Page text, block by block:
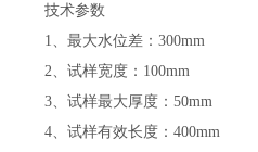
技术参数
1
、最大水位差：300mm
2 、试样宽度： 100mm
3 、试样最大厚度：50mm
4 、试样有效长度：400mm